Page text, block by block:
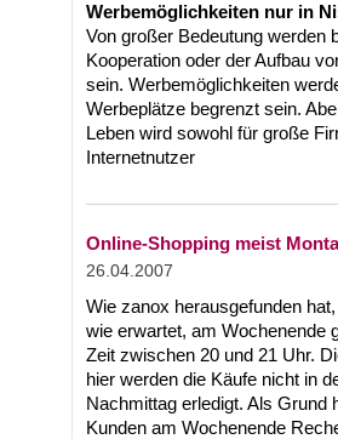
Werbemöglichkeiten nur in
Von großer Bedeutung werden
Kooperation oder der Aufbau
sein. Werbemöglichkeiten
Werbeplätze begrenzt sein.
Leben wird sowohl für große
Internetnutzer
Online-Shopping meist
26.04.2007
Wie zanox herausgefunden
wie erwartet, am Wochenende
Zeit zwischen 20 und 21 Uhr.
hier werden die Käufe nicht in
Nachmittag erledigt. Als Grund
Kunden am Wochenende